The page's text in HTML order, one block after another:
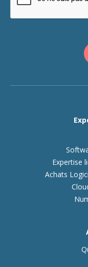
Expertise
Achats